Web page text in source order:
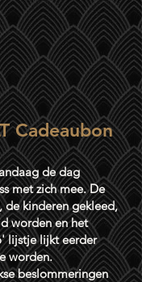
Cadeaubon
de dag
met zich mee. De
kinderen gekleed,
worden en het
lijstje lijkt eerder
worden.
beslommeringen